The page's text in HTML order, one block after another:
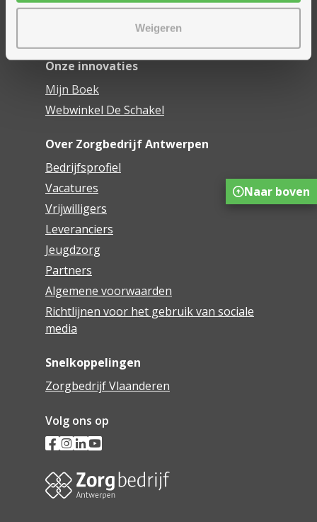
Weigeren
Financieel comfort
Onze innovaties
Mijn Boek
Webwinkel De Schakel
Over Zorgbedrijf Antwerpen
Bedrijfsprofiel
Vacatures
Vrijwilligers
Leveranciers
Jeugdzorg
Partners
Algemene voorwaarden
Richtlijnen voor het gebruik van sociale
media
Snelkoppelingen
Zorgbedrijf Vlaanderen
Volg ons op
Naar boven